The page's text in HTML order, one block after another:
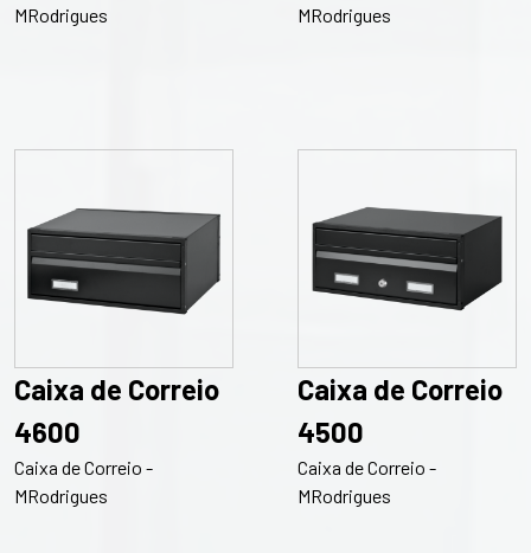
MRodrigues
MRodrigues
Caixa de Correio
4600
Caixa de Correio -
MRodrigues
Caixa de Correio
4500
Caixa de Correio -
MRodrigues